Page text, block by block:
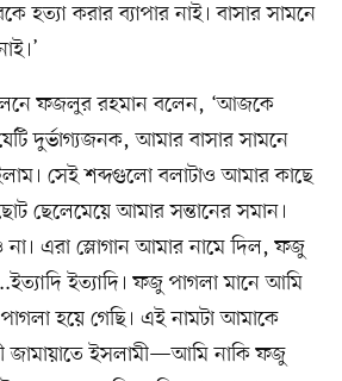
হত্যা করার ব্যাপার নাই। বাসার সামনে
ফজলুর রহমান বলেন, ‘আজকে
দুর্ভাগ্যজনক, আমার বাসার সামনে
সেই শব্দগুলো বলাটাও আমার কাছে
ছেলেমেয়ে আমার সন্তানের সমান।
না। এরা স্লোগান আমার নামে দিল, ফজু
ইত্যাদি। ফজু পাগলা মানে আমি
হয়ে গেছি। এই নামটা আমাকে
জামায়াতে ইসলামী—আমি নাকি ফজু